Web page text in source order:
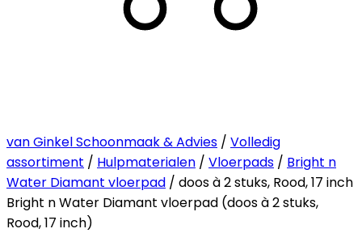
van Ginkel Schoonmaak & Advies / Volledig
assortiment / Hulpmaterialen / Vloerpads / Bright n
Water Diamant vloerpad / doos à 2 stuks, Rood, 17 inch
Bright n Water Diamant vloerpad (doos à 2 stuks,
Rood, 17 inch)